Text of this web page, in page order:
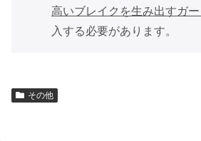
高いブレイクを生み出すガー
入する必要があります。
その他